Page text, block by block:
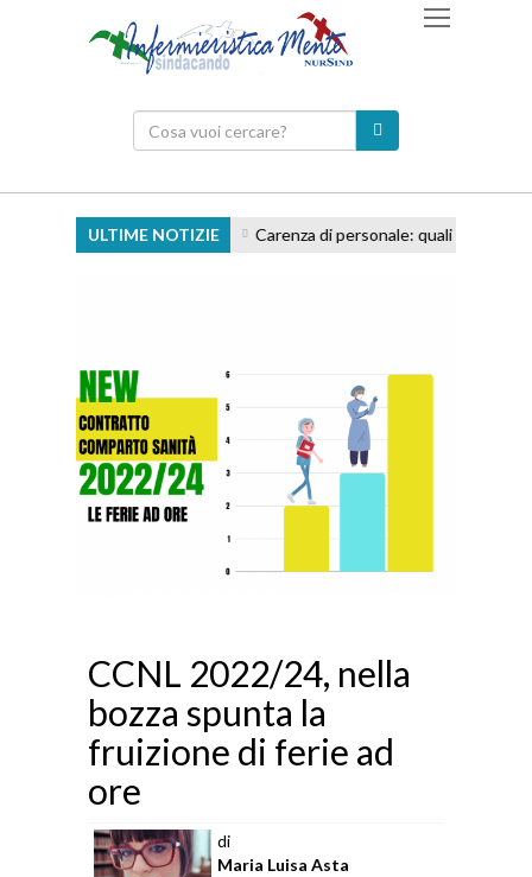
ULTIME NOTIZIE Carenza di personale: quali
CCNL 2022/24, nella
bozza spunta la
fruizione di ferie ad
ore
di
Maria Luisa Asta